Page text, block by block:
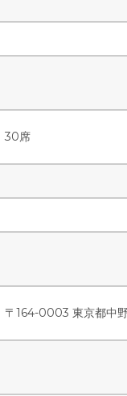
30席
〒164-0003 東京都中